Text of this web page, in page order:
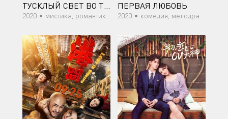
ТУСКЛЫЙ СВЕТ ВО ТЬМЕ
2020 • мистика, романтика, молодость
ПЕРВАЯ ЛЮБОВЬ
2020 • комедия, мелодрама, романтика, молодость